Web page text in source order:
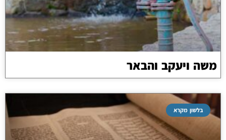
משה ויעקב והבאר
בלשון מקרא